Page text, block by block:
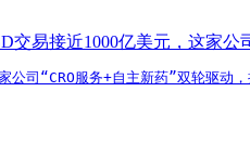
交易接近1000亿美元，这家
公司“CRO服务+自主新药”双轮驱